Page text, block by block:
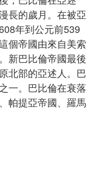
長的歲月。在被亞
年到公元前539
個帝國由來自美索
新巴比倫帝國最後
北部的亞述人。巴
一。巴比倫在衰落
帕提亞帝國、羅馬